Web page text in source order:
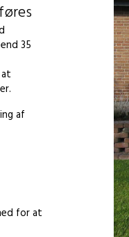
35
af
for at